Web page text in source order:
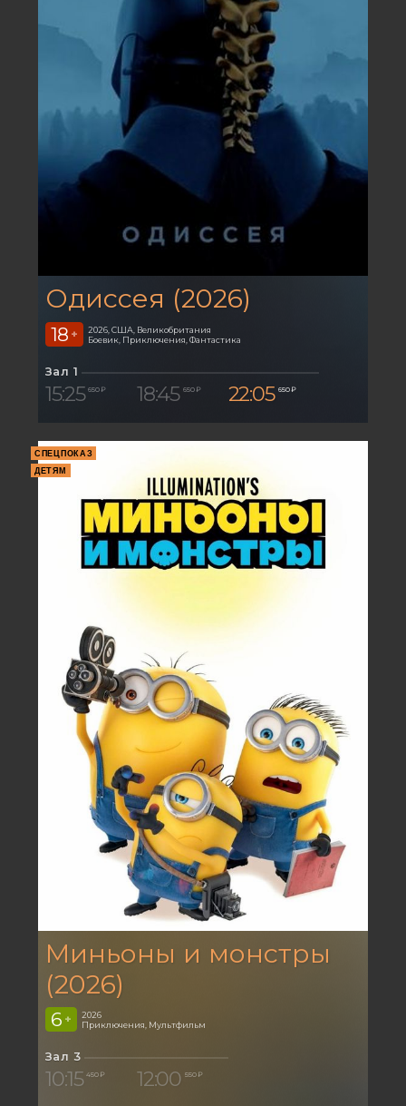
Одиссея (2026)
18 +
2026, США, Великобритания
Боевик, Приключения, Фантастика
Зал 1
15:25 650 ₽ 18:45 650 ₽ 22:05 650 ₽
СПЕЦПОКАЗ
ДЕТЯМ
Миньоны и монстры
(2026)
6 +
2026
Приключения, Мультфильм
Зал 3
10:15 450 ₽ 12:00 550 ₽